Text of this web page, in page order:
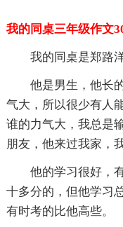
我的同桌三年级作文
我的同桌是郑路洋
他是男生，他长
气大，所以很少有人
谁的力气大，我总是
朋友，他来过我家，
他的学习很好，
十多分的，但他学习
有时考的比他高些。